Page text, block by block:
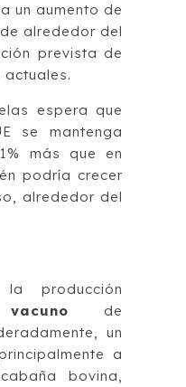
un aumento de
alrededor del
prevista de
espera que
se mantenga
más que en
podría crecer
alrededor del
producción
de
un
a
bovina,